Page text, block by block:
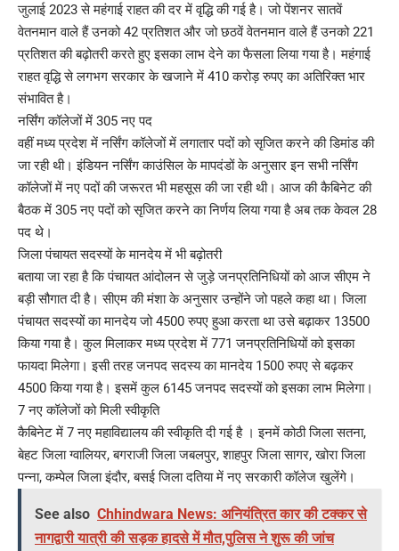
जुलाई 2023 से महंगाई राहत की दर में वृद्धि की गई है। जो पेंशनर सातवें
वेतनमान वाले हैं उनको 42 प्रतिशत और जो छठवें वेतनमान वाले हैं उनको 221
प्रतिशत की बढ़ोतरी करते हुए इसका लाभ देने का फैसला लिया गया है। महंगाई
राहत वृद्धि से लगभग सरकार के खजाने में 410 करोड़ रुपए का अतिरिक्त भार
संभावित है।
नर्सिंग कॉलेजों में 305 नए पद
वहीं मध्य प्रदेश में नर्सिंग कॉलेजों में लगातार पदों को सृजित करने की डिमांड की
जा रही थी। इंडियन नर्सिंग काउंसिल के मापदंडों के अनुसार इन सभी नर्सिंग
कॉलेजों में नए पदों की जरूरत भी महसूस की जा रही थी। आज की कैबिनेट की
बैठक में 305 नए पदों को सृजित करने का निर्णय लिया गया है अब तक केवल 28
पद थे।
जिला पंचायत सदस्यों के मानदेय में भी बढ़ोतरी
बताया जा रहा है कि पंचायत आंदोलन से जुड़े जनप्रतिनिधियों को आज सीएम ने
बड़ी सौगात दी है। सीएम की मंशा के अनुसार उन्होंने जो पहले कहा था। जिला
पंचायत सदस्यों का मानदेय जो 4500 रुपए हुआ करता था उसे बढ़ाकर 13500
किया गया है। कुल मिलाकर मध्य प्रदेश में 771 जनप्रतिनिधियों को इसका
फायदा मिलेगा। इसी तरह जनपद सदस्य का मानदेय 1500 रुपए से बढ़कर
4500 किया गया है। इसमें कुल 6145 जनपद सदस्यों को इसका लाभ मिलेगा।
7 नए कॉलेजों को मिली स्वीकृति
कैबिनेट में 7 नए महाविद्यालय की स्वीकृति दी गई है । इनमें कोठी जिला सतना,
बेहट जिला ग्वालियर, बगराजी जिला जबलपुर, शाहपुर जिला सागर, खोरा जिला
पन्ना, कम्पेल जिला इंदौर, बसई जिला दतिया में नए सरकारी कॉलेज खुलेंगे।
See also Chhindwara News: अनियंत्रित कार की टक्कर से
नागद्वारी यात्री की सड़क हादसे में मौत,पुलिस ने शुरू की जांच